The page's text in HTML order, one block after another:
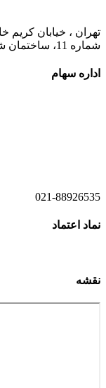
تهران ، خیابان کریم
شماره 11، ساختمان شهید بهمن محمودپور
اداره سهام
021-88926535
نماد اعتماد
نقشه